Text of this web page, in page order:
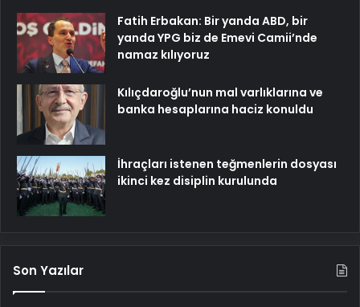
Fatih Erbakan: Bir yanda ABD, bir
yanda YPG biz de Emevi Camii’nde
namaz kılıyoruz
Kılıçdaroğlu’nun mal varlıklarına ve
banka hesaplarına haciz konuldu
İhraçları istenen teğmenlerin dosyası
ikinci kez disiplin kurulunda
Son Yazılar